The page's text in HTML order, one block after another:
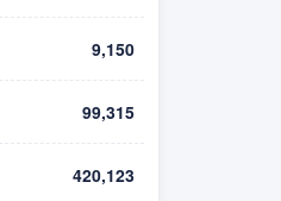
9,150
99,315
420,123